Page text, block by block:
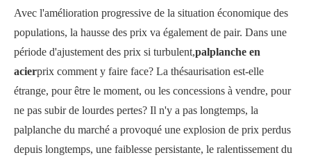
Avec l'amélioration progressive de la situation économique des
populations, la hausse des prix va également de pair. Dans une
période d'ajustement des prix si turbulent,palplanche en
acierprix comment y faire face? La thésaurisation est-elle
étrange, pour être le moment, ou les concessions à vendre, pour
ne pas subir de lourdes pertes? Il n'y a pas longtemps, la
palplanche du marché a provoqué une explosion de prix perdus
depuis longtemps, une faiblesse persistante, le ralentissement du